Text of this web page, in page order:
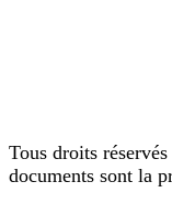
Tous droits
documents sont la